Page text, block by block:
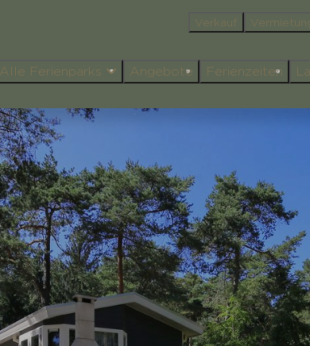
Verkauf
Alle Ferienparks Angebote Ferienzeiten